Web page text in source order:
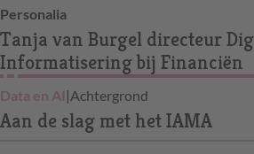
Personalia
Tanja van Burgel directeur
Informatisering bij Financiën
Data en AI |Achtergrond
Aan de slag met het IAMA